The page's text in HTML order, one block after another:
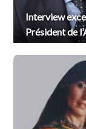
Interview
Président de